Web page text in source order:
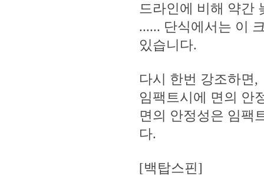
드라인에 비해 약간
...... 단식에서는 이
있습니다.
다시 한번 강조하면,
임팩트시에 면의 안
면의 안정성은 임팩
다.
[백탑스핀]